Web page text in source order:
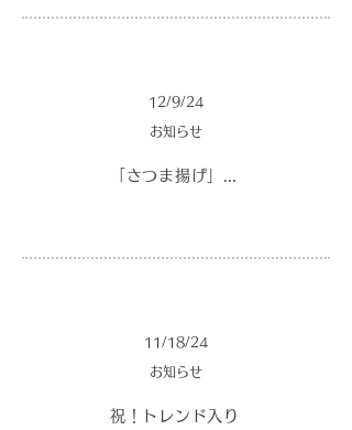
12/9/24
お知らせ
11/18/24
お知らせ
祝！トレンド入り